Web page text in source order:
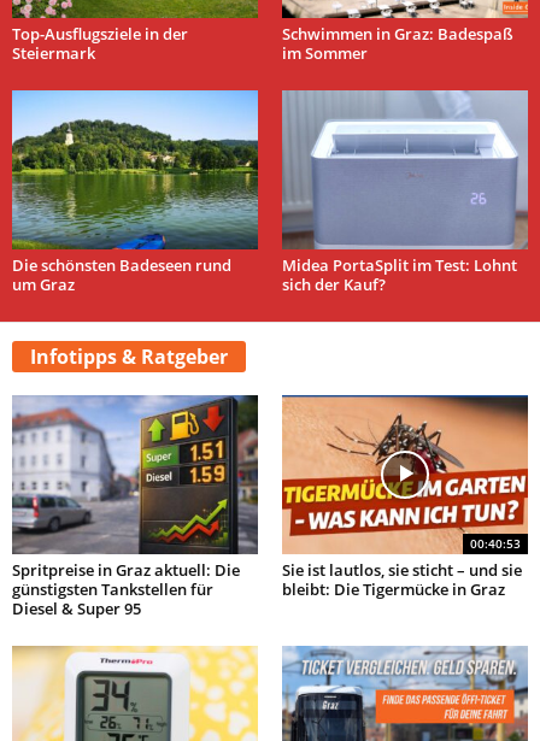
Top-Ausflugsziele in der
Steiermark
Schwimmen in Graz: Badespaß
im Sommer
Die schönsten Badeseen rund
um Graz
Midea PortaSplit im Test: Lohnt
sich der Kauf?
Infotipps & Ratgeber
Spritpreise in Graz aktuell: Die
günstigsten Tankstellen für
Diesel & Super 95
00:40:53
Sie ist lautlos, sie sticht – und sie
bleibt: Die Tigermücke in Graz